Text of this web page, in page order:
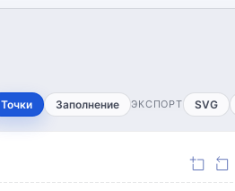
Точки Заполнение ЭКСПОРТ SVG